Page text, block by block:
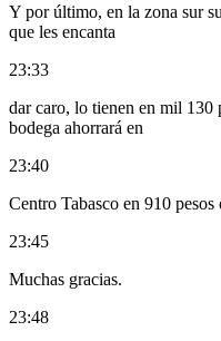
Y por último, en la zona sur
que les encanta
23:33
dar caro, lo tienen en mil 130
bodega ahorrará en
23:40
Centro Tabasco en 910 pesos
23:45
Muchas gracias.
23:48